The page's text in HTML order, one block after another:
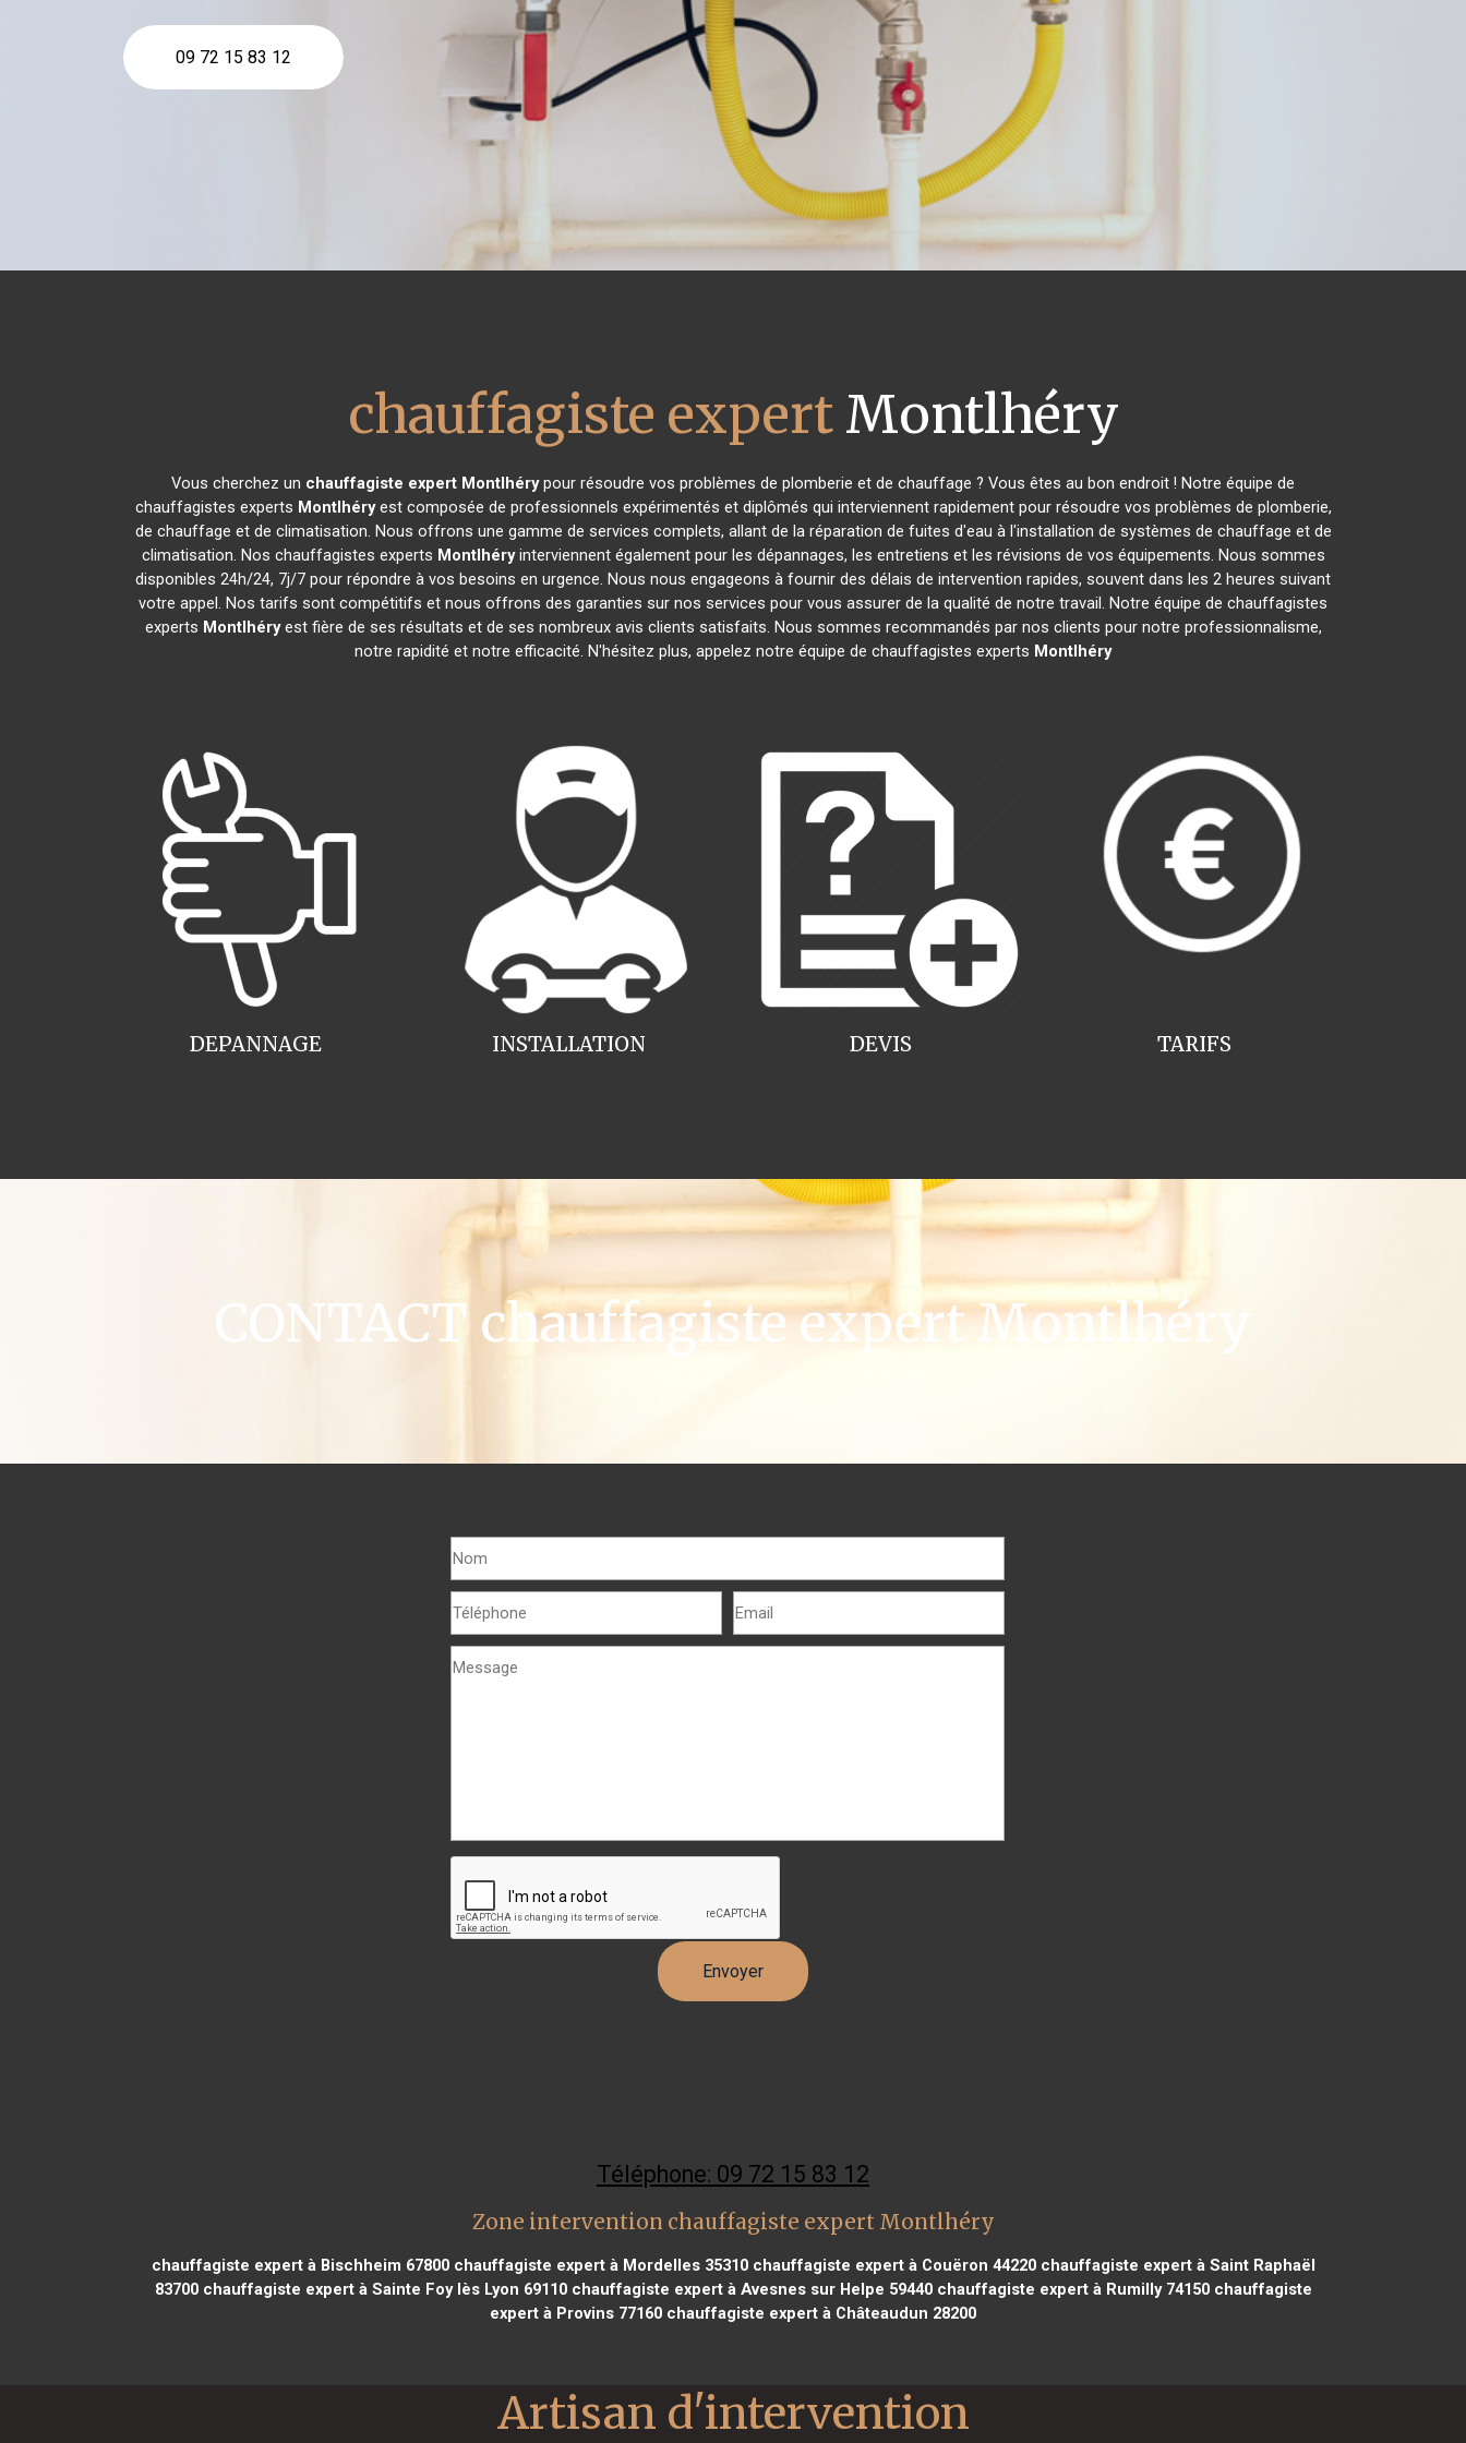
09 72 15 83 12
chauffagiste expertMontlhéry
Vous cherchez un chauffagiste expert Montlhérypour résoudre vos problèmes de plomberie et de chauffage ? Vous êtes au bon endroit ! Notre équipe de
chauffagistes experts Montlhéryest composée de professionnels expérimentés et diplômés qui interviennent rapidement pour résoudre vos problèmes de plomberie,
de chauffage et de climatisation. Nous offrons une gamme de services complets, allant de la réparation de fuites d'eau à l'installation de systèmes de chauffage et de
climatisation. Nos chauffagistes experts Montlhéryinterviennent également pour les dépannages, les entretiens et les révisions de vos équipements. Nous sommes
disponibles 24h/24, 7j/7 pour répondre à vos besoins en urgence. Nous nous engageons à fournir des délais de intervention rapides, souvent dans les 2 heures suivant
votre appel. Nos tarifs sont compétitifs et nous offrons des garanties sur nos services pour vous assurer de la qualité de notre travail. Notre équipe de chauffagistes
experts Montlhéryest fière de ses résultats et de ses nombreux avis clients satisfaits. Nous sommes recommandés par nos clients pour notre professionnalisme,
notre rapidité et notre efficacité. N'hésitez plus, appelez notre équipe de chauffagistes experts Montlhéry
INSTALLATION
DEPANNAGE TARIFS
DEVIS
CONTACT chauffagiste expert Montlhéry
Téléphone: 09 72 15 83 12
Zone intervention chauffagiste expert Montlhéry
chauffagiste expert à Bischheim 67800chauffagiste expert à Mordelles 35310chauffagiste expert à Couëron 44220chauffagiste expert à Saint Raphaël
83700chauffagiste expert à Sainte Foy lès Lyon 69110chauffagiste expert à Avesnes sur Helpe 59440chauffagiste expert à Rumilly 74150chauffagiste
expert à Provins 77160 chauffagiste expert à Châteaudun 28200
Artisan d'intervention